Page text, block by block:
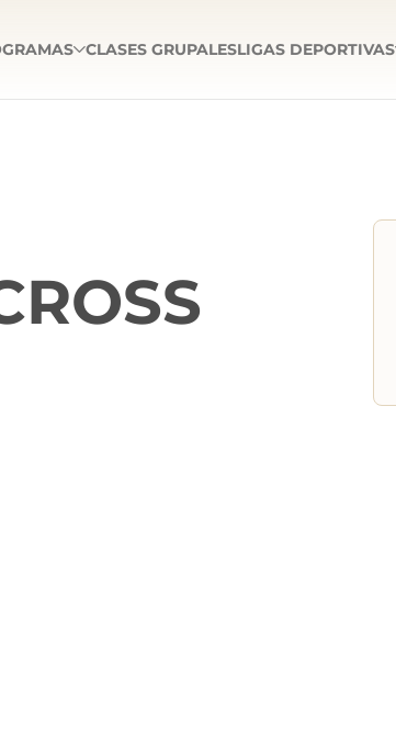
CLASES GRUPALESLIGAS DEPORTIVAS